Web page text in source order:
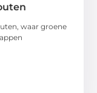
waar groene